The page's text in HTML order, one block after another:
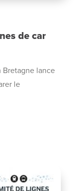
de car
Bretagne lance
le